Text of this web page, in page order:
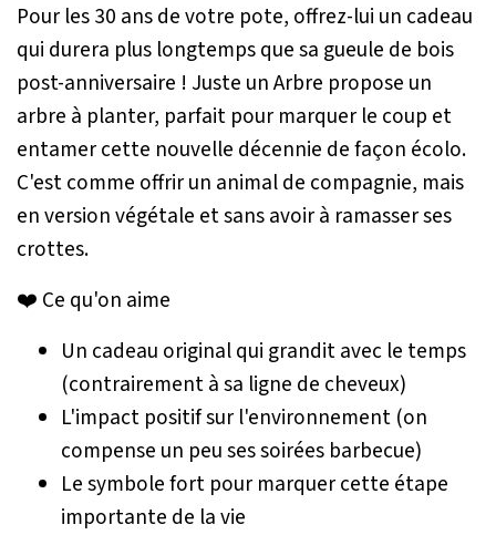
Pour les 30 ans de votre pote, offrez-lui un cadeau
qui durera plus longtemps que sa gueule de bois
post-anniversaire ! Juste un Arbre propose un
arbre à planter, parfait pour marquer le coup et
entamer cette nouvelle décennie de façon écolo.
C'est comme offrir un animal de compagnie, mais
en version végétale et sans avoir à ramasser ses
crottes.
❤️ Ce qu'on aime
Un cadeau original qui grandit avec le temps
(contrairement à sa ligne de cheveux)
L'impact positif sur l'environnement (on
compense un peu ses soirées barbecue)
Le symbole fort pour marquer cette étape
importante de la vie